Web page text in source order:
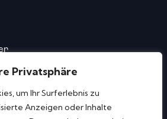
Privatsphäre
um Ihr Surferlebnis zu
Anzeigen oder Inhalte